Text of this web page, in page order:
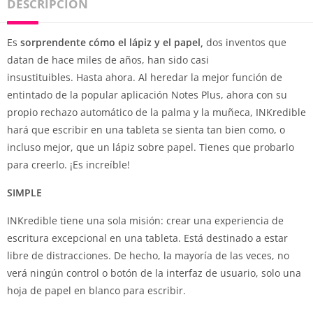
DESCRIPCIÓN
Es sorprendente cómo el lápiz y el papel, dos inventos que
datan de hace miles de años, han sido casi
insustituibles. Hasta ahora. Al heredar la mejor función de
entintado de la popular aplicación Notes Plus, ahora con su
propio rechazo automático de la palma y la muñeca, INKredible
hará que escribir en una tableta se sienta tan bien como, o
incluso mejor, que un lápiz sobre papel. Tienes que probarlo
para creerlo. ¡Es increíble!
SIMPLE
INKredible tiene una sola misión: crear una experiencia de
escritura excepcional en una tableta. Está destinado a estar
libre de distracciones. De hecho, la mayoría de las veces, no
verá ningún control o botón de la interfaz de usuario, solo una
hoja de papel en blanco para escribir.